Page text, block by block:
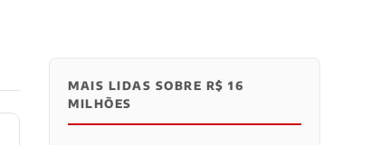
MAIS LIDAS SOBRE R$ 16
MILHÕES